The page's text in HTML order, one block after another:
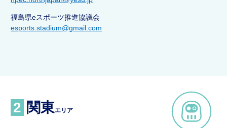
福島県eスポーツ推進協議会
esports.stadium@gmail.com
2 関東エリア